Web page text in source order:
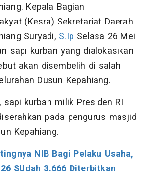
Kepala Bagian
(Kesra) Sekretariat Daerah
Suryadi, S.Ip Selasa 26 Mei
sapi kurban yang dialokasikan
akan disembelih di salah
Dusun Kepahiang.
sapi kurban milik Presiden RI
pada pengurus masjid
Kepahiang.
NIB Bagi Pelaku Usaha,
SUdah 3.666 Diterbitkan